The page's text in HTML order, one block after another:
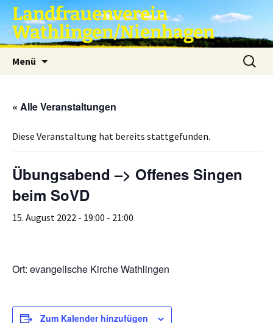
Zum
Inhalt
springen
Landfrauenverein
Wathlingen/Nienhagen
Menü
Suche
nach:
« Alle Veranstaltungen
Diese Veranstaltung hat bereits stattgefunden.
Übungsabend –> Offenes Singen
beim SoVD
15. August 2022 - 19:00 - 21:00
Ort: evangelische Kirche Wathlingen
Zum Kalender hinzufügen